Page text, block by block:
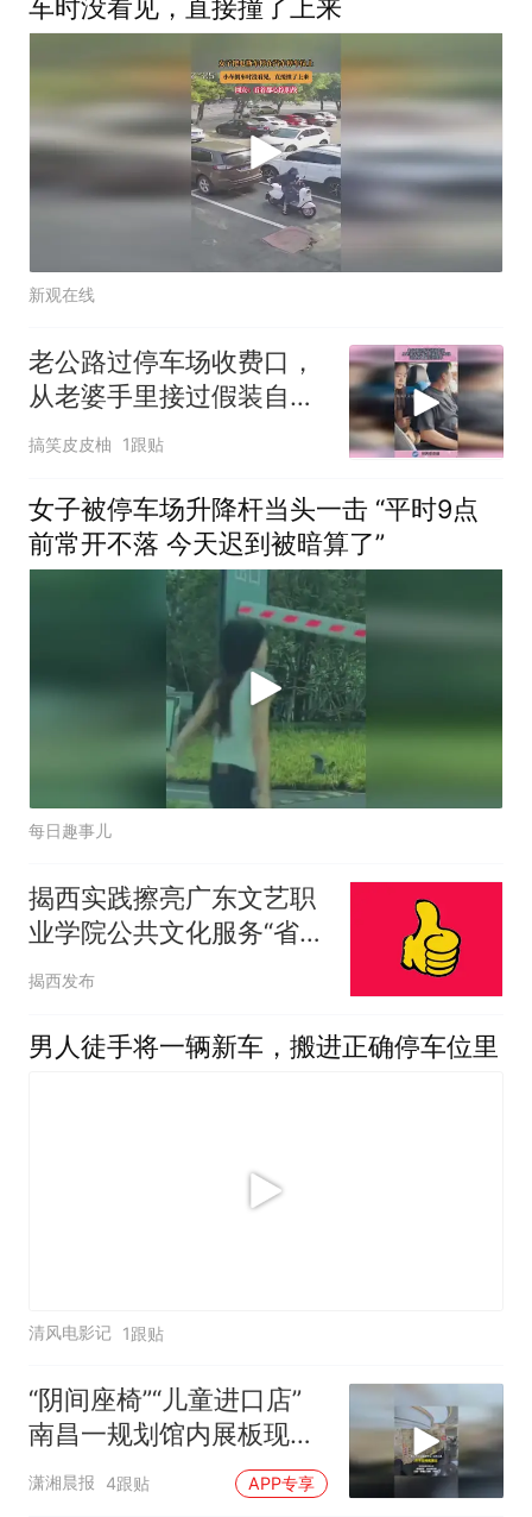
车时没看见，直接撞了上来
新观在线
老公路过停车场收费口，
从老婆手里接过假装自己
掏钱，这是男士最后的面
搞笑皮皮柚 1跟贴
女子被停车场升降杆当头一击 “平时9点
前常开不落 今天迟到被暗算了”
每日趣事儿
揭西实践擦亮广东文艺职
业学院公共文化服务“省级
名片”
揭西发布
男人徒手将一辆新车，搬进正确停车位里
清风电影记 1跟贴
“阴间座椅”“儿童进口店”
南昌一规划馆内展板现异
常字样 回应：学生作品，
潇湘晨报 4跟贴 APP专享